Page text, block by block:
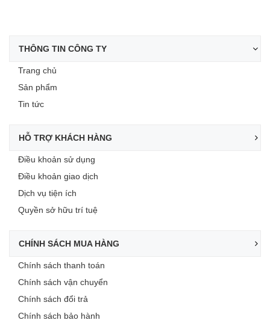
THÔNG TIN CÔNG TY
Trang chủ
Sản phẩm
Tin tức
HỖ TRỢ KHÁCH HÀNG
Điều khoản sử dụng
Điều khoản giao dịch
Dịch vụ tiện ích
Quyền sở hữu trí tuệ
CHÍNH SÁCH MUA HÀNG
Chính sách thanh toán
Chính sách vận chuyển
Chính sách đổi trả
Chính sách bảo hành